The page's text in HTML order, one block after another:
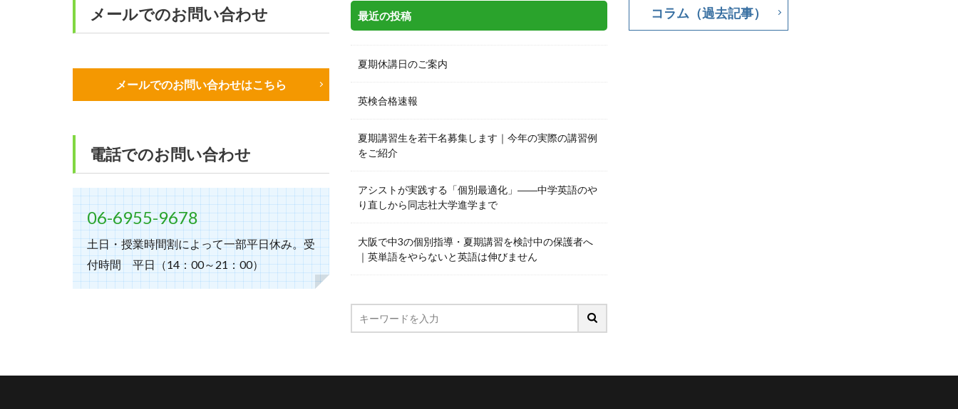
メールでのお問い合わせ
メールでのお問い合わせはこちら
電話でのお問い合わせ
06-6955-9678
土日・授業時間割によって一部平日休み。受
付時間 平日（14：00～21：00）
最近の投稿
夏期休講日のご案内
英検合格速報
夏期講習生を若干名募集します｜今年の実際の講習例
をご紹介
アシストが実践する「個別最適化」――中学英語のや
り直しから同志社大学進学まで
大阪で中3の個別指導・夏期講習を検討中の保護者へ
｜英単語をやらないと英語は伸びません
コラム（過去記事）